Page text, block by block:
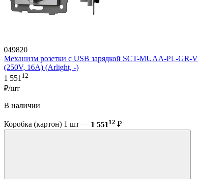
049820
Механизм розетки с USB зарядкой SCT-MUAA-PL-GR-V
(250V, 16A) (Arlight, -)
1 55112
₽/шт
В наличии
Коробка (картон) 1 шт — 1 551 12 ₽